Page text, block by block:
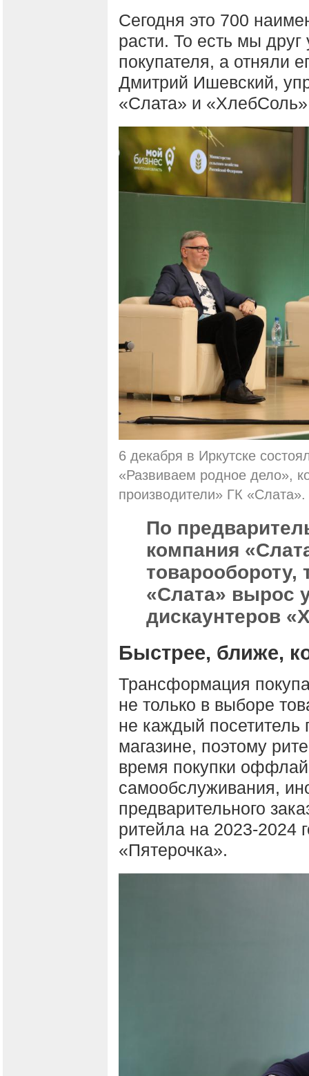
Сегодня это 700
расти. То есть мы
покупателя, а отняли
Дмитрий Ишевский,
«Слата» и
6 декабря в Иркутске
«Развиваем родное дело»,
производители» ГК
По
компания
товарообороту,
«Слата» вырос
дискаунтеров
Быстрее, ближе,
Трансформация
не только в выборе
не каждый посетитель
магазине, поэтому
время покупки
самообслуживания,
предварительного
ритейла на 2023-2024
«Пятерочка».